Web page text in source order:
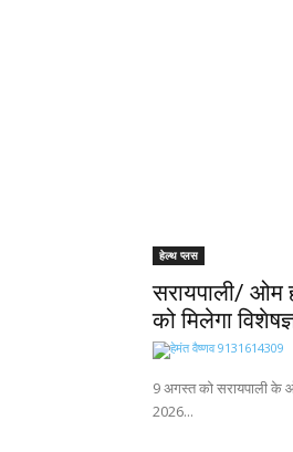
हेल्थ प्लस
सरायपाली/ ओम
को मिलेगा
9 अगस्त को सरायपाली के
2026...